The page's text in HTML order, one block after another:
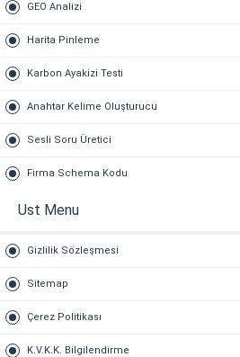
GEO Analizi
Harita Pinleme
Karbon Ayakizi Testi
Anahtar Kelime Oluşturucu
Sesli Soru Üretici
Firma Schema Kodu
Ust Menu
Gizlilik Sözleşmesi
Sitemap
Çerez Politikası
K.V.K.K. Bilgilendirme